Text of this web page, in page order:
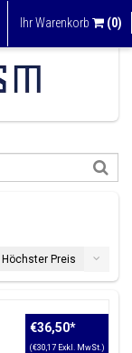
Ihr Warenkorb (0)
Höchster Preis
€36,50*
(€30,17 Exkl. MwSt.)